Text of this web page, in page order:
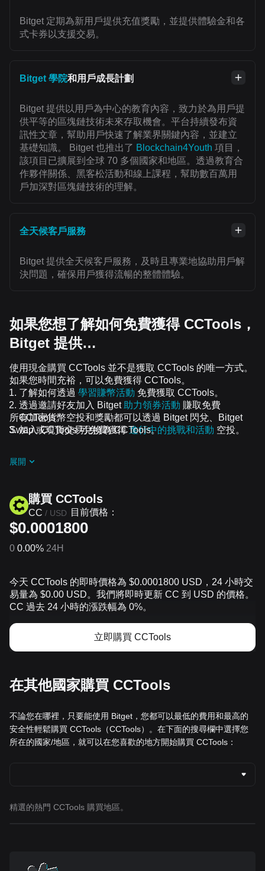
Bitget 定期為新用戶提供充值獎勵，並提供體驗金和各
式卡券以支援交易。
Bitget 學院和用戶成長計劃
Bitget 提供以用戶為中心的教育內容，致力於為用戶提
供平等的區塊鏈技術未來存取機會。平台持續發布資
訊性文章，幫助用戶快速了解業界關鍵內容，並建立
基礎知識。 Bitget 也推出了 Blockchain4Youth 項目，
該項目已擴展到全球 70 多個國家和地區。透過教育合
作夥伴關係、黑客松活動和線上課程，幫助數百萬用
戶加深對區塊鏈技術的理解。
全天候客戶服務
Bitget 提供全天候客戶服務，及時且專業地協助用戶解
決問題，確保用戶獲得流暢的整體體驗。
如果您想了解如何免費獲得 CCTools，
Bitget 提供…
使用現金購買 CCTools 並不是獲取 CCTools 的唯一方式。
如果您時間充裕，可以免費獲得 CCTools。
了解如何透過 學習賺幣活動 免費獲取 CCTools。
透過邀請好友加入 Bitget 助力領券活動 賺取免費
CCTools。
加入 CCTools 可免費獲得進行中的挑戰和活動 空投。
所有加密貨幣空投和獎勵都可以透過 Bitget 閃兌、Bitget
Swap 或現貨交易兌換為 CCTools。
展開
購買 CCTools
CC / USD 目前價格：
$0.0001800
0 0.00% 24H
今天 CCTools 的即時價格為 $0.0001800 USD，24 小時交
易量為 $0.00 USD。我們將即時更新 CC 到 USD 的價格。
CC 過去 24 小時的漲跌幅為 0%。
立即購買 CCTools
在其他國家購買 CCTools
不論您在哪裡，只要能使用 Bitget，您都可以最低的費用和最高的
安全性輕鬆購買 CCTools（CCTools）。在下面的搜尋欄中選擇您
所在的國家/地區，就可以在您喜歡的地方開始購買 CCTools：
精選的熱門 CCTools 購買地區。